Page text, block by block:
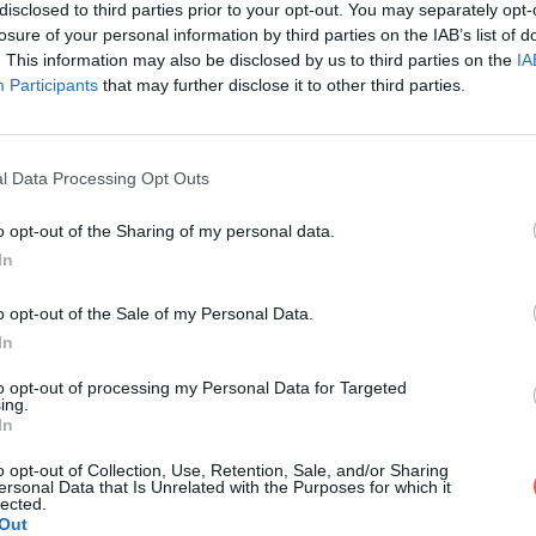
to third parties prior to your opt-out. You may separately
of your personal information by third parties on the IAB’s list of
This information may also be disclosed by us to third parties on the
Participants that may further disclose it to other third parties.
Data Processing Opt Outs
opt-out of the Sharing of my personal data.
opt-out of the Sale of my Personal Data.
opt-out of processing my Personal Data for Targeted
opt-out of Collection, Use, Retention, Sale, and/or Sharing
Data that Is Unrelated with the Purposes for which it
à l'épée-bouclier et à la
réseaux sociaux:
à l'épée-bouclier et à la
bouclier et à la lance-bouclier aux